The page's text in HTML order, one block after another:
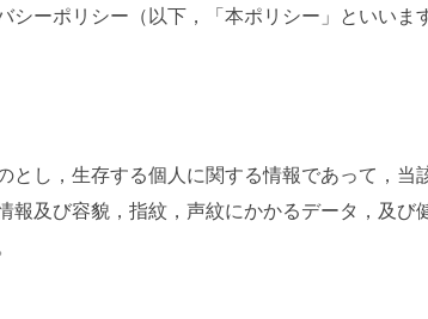
ーポリシー（以下，「本ポリシー」といいま
し，生存する個人に関する情報であって，当
及び容貌，指紋，声紋にかかるデータ，及